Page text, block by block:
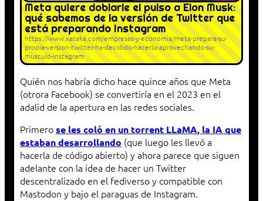
Meta quiere doblarle el pulso a Elon Musk:
qué sabemos de la versión de Twitter que
está preparando Instagram
https://www.xataka.com/empresas-y-economia/meta-prepara-su-
propia-version-twitter-ha-decidido-hacerlo-aprovechando-su-
musculo-instagram
Quién nos habría dicho hace quince años que Meta
(otrora Facebook) se convertiría en el 2023 en el
adalid de la apertura en las redes sociales.
Primerose les coló en un torrent LLaMA, la IA que
estaban desarrollando (que luego les llevó a
hacerla de código abierto) y ahora parece que siguen
adelante con la idea de hacer un Twitter
descentralizado en el fediverso y compatible con
Mastodon y bajo el paraguas de Instagram.